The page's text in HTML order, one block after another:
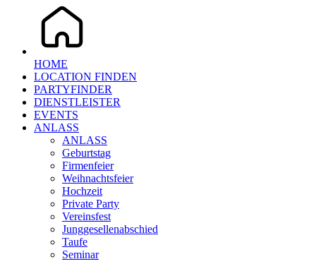
HOME
LOCATION FINDEN
PARTYFINDER
DIENSTLEISTER
EVENTS
ANLASS
ANLASS
Geburtstag
Firmenfeier
Weihnachtsfeier
Hochzeit
Private Party
Vereinsfest
Junggesellenabschied
Taufe
Seminar